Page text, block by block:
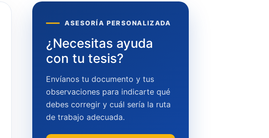
ASESORÍA PERSONALIZADA
¿Necesitas ayuda
con tu tesis?
Envíanos tu documento y tus
observaciones para indicarte qué
debes corregir y cuál sería la ruta
de trabajo adecuada.